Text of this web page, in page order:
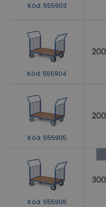
Kód: 555903
Kód: 555904
200
Kód: 555905
200
Kód: 555906
300